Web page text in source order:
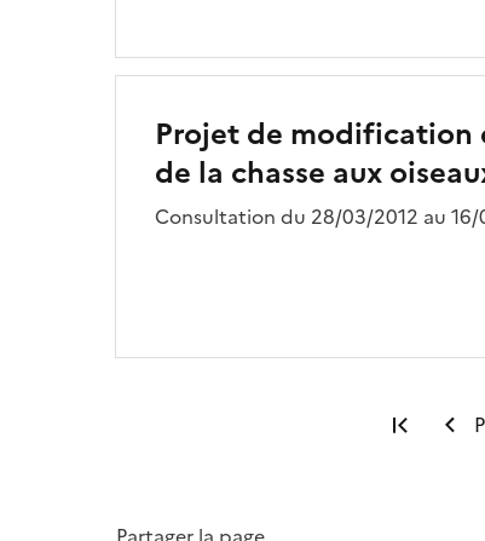
Projet de modification
de la chasse aux
Consultation du 28/03/2012 au